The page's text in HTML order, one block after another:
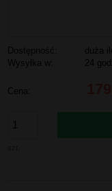
Dostępność:
duża
Wysyłka w:
24
Cena: